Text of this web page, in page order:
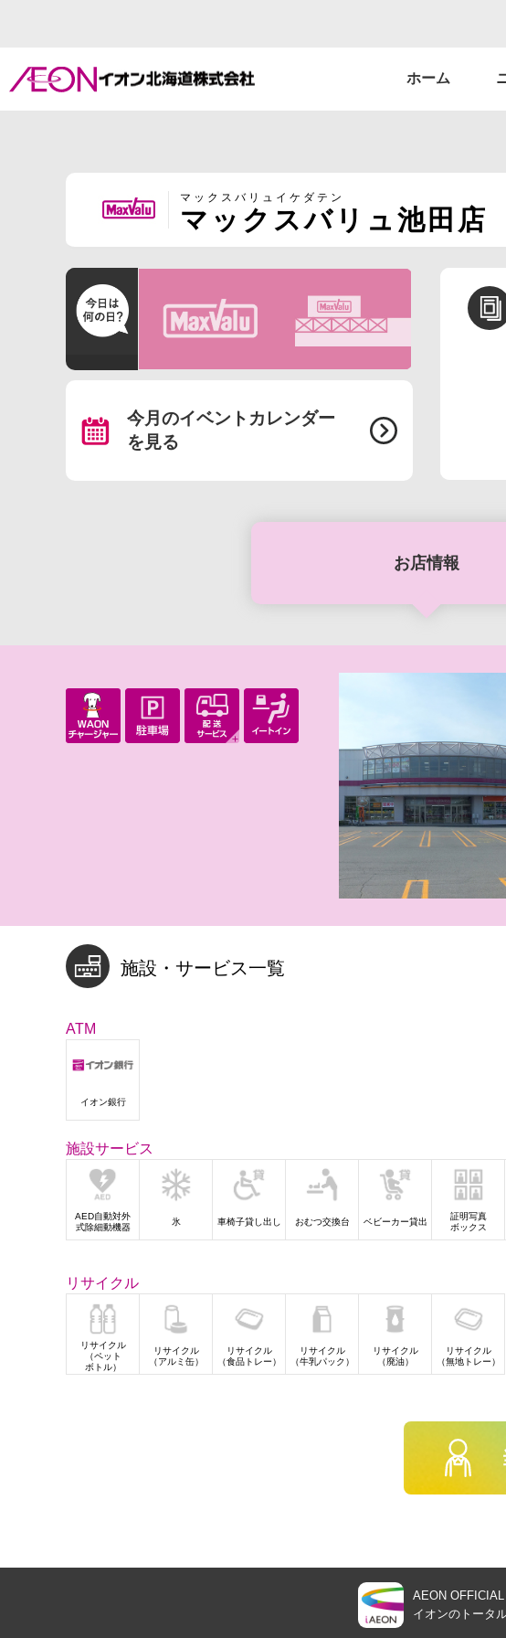
ホーム
マックスバリュイケダテン
マックスバリュ池田店
今月のイベントカレンダー
を見る
お店情報
施設・サービス一覧
ATM
イオン銀行
施設サービス
AED自動対外
式除細動機器
氷 車椅子貸し出し おむつ交換台 ベビーカー貸出
証明写真
ボックス
リサイクル
リサイクル
（ペット
ボトル）
リサイクル
（アルミ缶）
リサイクル
（食品トレー）
リサイクル
（牛乳パック）
リサイクル
（廃油）
リサイクル
（無地トレー）
AEON OFFICIAL
イオンの トータ